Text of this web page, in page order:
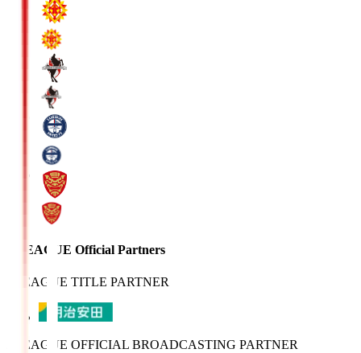
J.LEAGUE Official Partners
J.LEAGUE TITLE PARTNER
J.LEAGUE OFFICIAL BROADCASTING PARTNER